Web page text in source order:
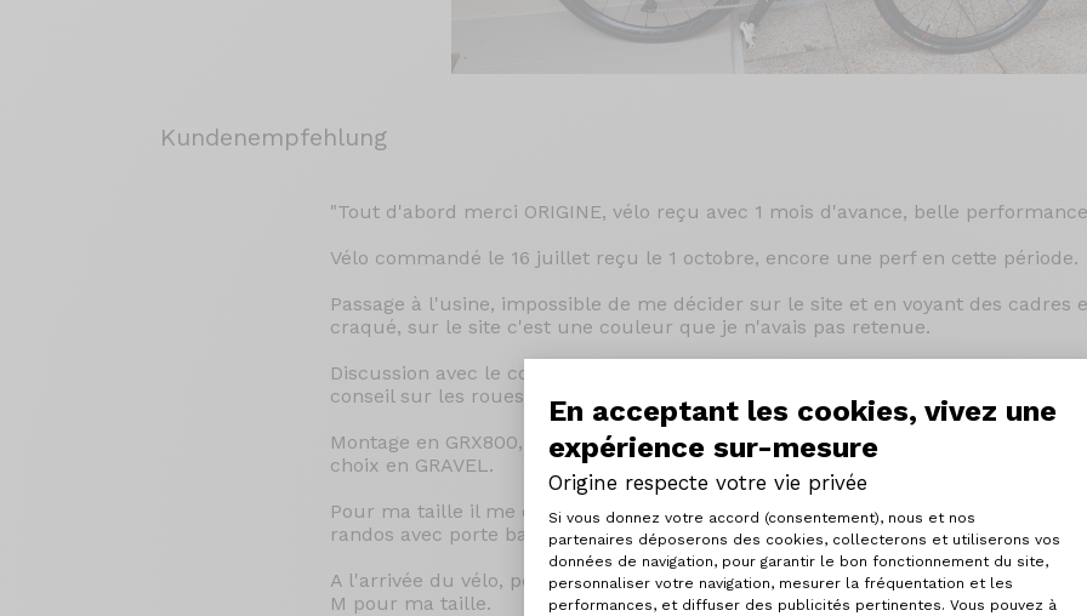
En acceptant les cookies, vivez une
expérience sur-mesure
Origine respecte votre vie privée
Plateforme de Gestion du
Si vous donnez votre accord (consentement), nous et nos
partenaires déposerons des cookies, collecterons et utiliserons vos
données de navigation, pour garantir le bon fonctionnement du site,
personnaliser votre navigation, mesurer la fréquentation et les
performances, et diffuser des publicités pertinentes. Vous pouvez à
Axeptio consent
Kundenempfehlung
"Tout d'abord merci ORIGINE, vélo reçu avec 1 mois d'avance, belle
Vélo commandé le 16 juillet reçu le 1 octobre, encore une perf en cette période.
Passage à l'usine, impossible de me décider sur le site et en voyant des cadres
craqué, sur le site c'est une couleur que je n'avais pas retenue.
Discussion avec le commercial sur les composants disponibles dans un délai
conseil sur les roues FULCRUM RAPID RED 500, plus résistantes pour le GRAVEL.
Montage en GRX800, faute de 600 disponible et cassette 11/42 40 pas dispo,
choix en GRAVEL.
Pour ma taille il me conseille un L, pour 1m78 et une pratique mixte GRAVEL,
randos avec porte bagage en retraite.
A l'arrivée du vélo, petite peur, le vélo parait immense, je doute. Je regarde sur
M pour ma taille.